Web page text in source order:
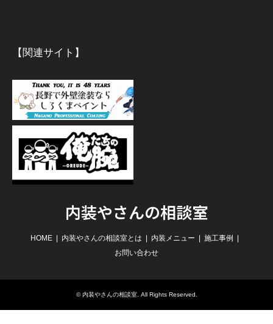
【関連サイト】
内装やさんの相談室
HOME 内装やさんの相談室とは 内装メニュー
施工事例
お問い合わせ
©内装やさんの相談室. All Rights Reserved.